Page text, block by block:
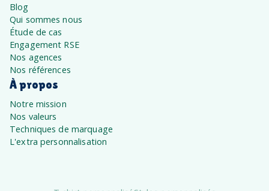
Blog
Qui sommes nous
Étude de cas
Engagement RSE
Nos agences
Nos références
À propos
Notre mission
Nos valeurs
Techniques de marquage
L'extra personnalisation